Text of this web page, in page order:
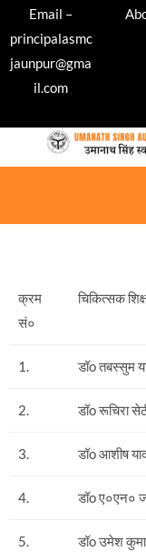
Email –
principalasmc
jaunpur@gma
il.com
क्रम
सं०
चिकित्सक
1. डॉo तबस्सुम
2. डॉo रूचिरा
3. डॉo आशीष
4. डॉo ए०एन०
5. डॉo उमेश